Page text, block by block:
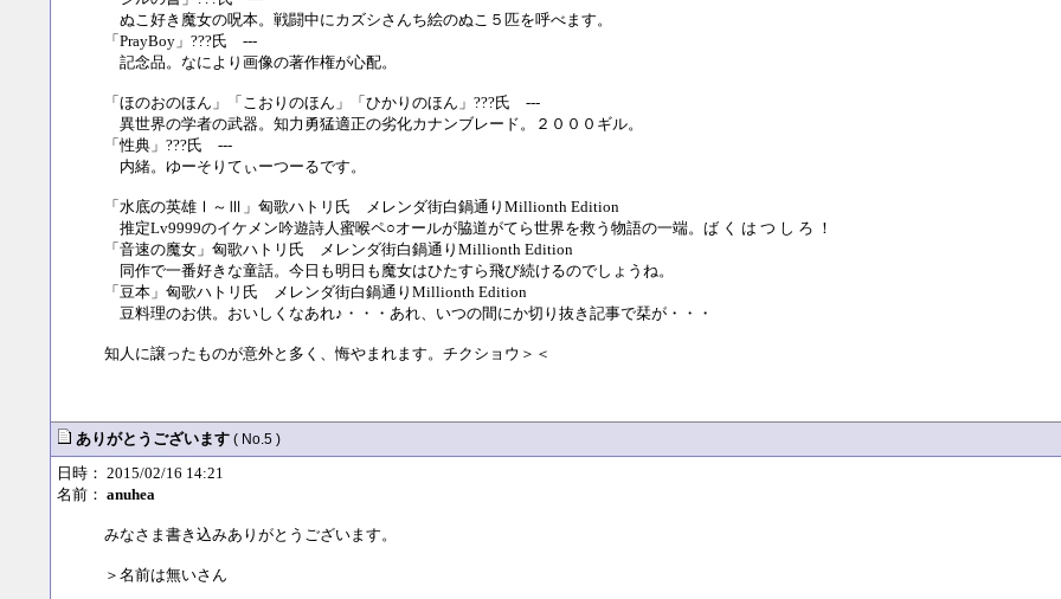
ぬこ好き魔女の呪本。戦闘中にカズシさんち絵のぬこ５匹を呼べます。
「PrayBoy」???氏 ---
記念品。なにより画像の著作権が心配。
「ほのおのほん」「こおりのほん」「ひかりのほん」???氏 ---
異世界の学者の武器。知力勇猛適正の劣化カナンブレード。２０００ギル。
「性典」???氏 ---
内緒。ゆーそりてぃーつーるです。
「水底の英雄Ⅰ～Ⅲ」匈歌ハトリ氏 メレンダ街白鍋通りMillionth Edition
推定Lv9999のイケメン吟遊詩人蜜喉ペ○オールが脇道がてら世界を救う物語の一端。ば く は つ し ろ ！
「音速の魔女」匈歌ハトリ氏 メレンダ街白鍋通りMillionth Edition
同作で一番好きな童話。今日も明日も魔女はひたすら飛び続けるのでしょうね。
「豆本」匈歌ハトリ氏 メレンダ街白鍋通りMillionth Edition
豆料理のお供。おいしくなあれ♪・・・あれ、いつの間にか切り抜き記事で栞が・・・
知人に譲ったものが意外と多く、悔やまれます。チクショウ＞＜
ありがとうございます ( No.5 )
日時： 2015/02/16 14:21
名前： anuhea
みなさま書き込みありがとうございます。
＞名前は無いさん